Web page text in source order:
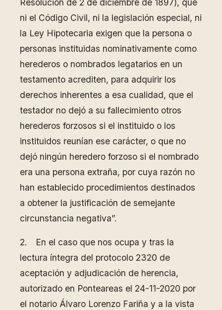
Resolución de 2 de diciembre de 1897), que
ni el Código Civil, ni la legislación especial, ni
la Ley Hipotecaria exigen que la persona o
personas instituidas nominativamente como
herederos o nombrados legatarios en un
testamento acrediten, para adquirir los
derechos inherentes a esa cualidad, que el
testador no dejó a su fallecimiento otros
herederos forzosos si el instituido o los
instituidos reunían ese carácter, o que no
dejó ningún heredero forzoso si el nombrado
era una persona extraña, por cuya razón no
han establecido procedimientos destinados
a obtener la justificación de semejante
circunstancia negativa”.
2. En el caso que nos ocupa y tras la
lectura íntegra del protocolo 2320 de
aceptación y adjudicación de herencia,
autorizado en Ponteareas el 24-11-2020 por
el notario Álvaro Lorenzo Fariña y a la vista